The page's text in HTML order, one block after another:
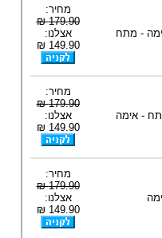
- מתח
מחיר:
179.90 ₪
אצלנו:
149.90 ₪
- אימה
מחיר:
179.90 ₪
אצלנו:
149.90 ₪
מחיר:
179.90 ₪
אצלנו:
149.90 ₪